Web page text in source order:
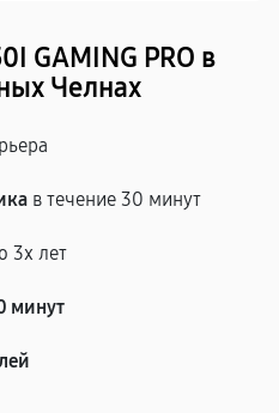
GAMING PRO в
Челнах
в течение 30 минут
3х лет
минут